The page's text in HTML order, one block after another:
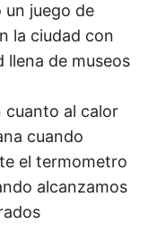
juego de
la ciudad con
llena de museos
cuanto al calor
cuando
el termometro
alcanzamos